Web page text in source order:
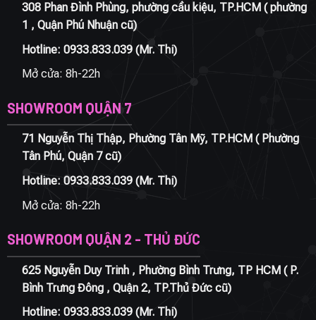
308 Phan Đình Phùng, phường cầu kiệu, TP.HCM ( phường
1 , Quận Phú Nhuận cũ)
Hotline: 0933.833.039(Mr. Thi)
Mở cửa: 8h-22h
SHOWROOM QUẬN 7
71 Nguyễn Thị Thập, Phường Tân Mỹ, TP.HCM ( Phường
Tân Phú, Quận 7 cũ)
Hotline: 0933.833.039(Mr. Thi)
Mở cửa: 8h-22h
SHOWROOM QUẬN 2 - THỦ ĐỨC
625 Nguyễn Duy Trinh , Phường Bình Trưng, TP HCM ( P.
Bình Trưng Đông , Quận 2, TP.Thủ Đức cũ)
Hotline: 0933.833.039(Mr. Thi)